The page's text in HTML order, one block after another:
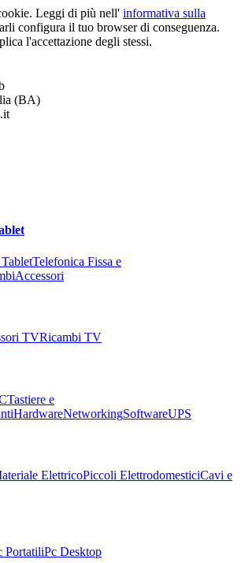
Leggi di più nell' informativa sulla
configura il tuo browser di conseguenza.
l'accettazione degli stessi.
(BA)
Telefonica Fissa e
Accessori
TVRicambi TV
Tastiere e
HardwareNetworkingSoftwareUPS
ElettricoPiccoli ElettrodomesticiCavi e
PortatiliPc Desktop